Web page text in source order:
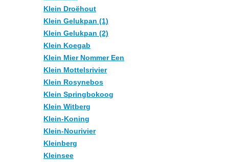
Klein Droëhout
Klein Gelukpan (1)
Klein Gelukpan (2)
Klein Koegab
Klein Mier Nommer Een
Klein Mottelsrivier
Klein Rosynebos
Klein Springbokoog
Klein Witberg
Klein-Koning
Klein-Nourivier
Kleinberg
Kleinsee